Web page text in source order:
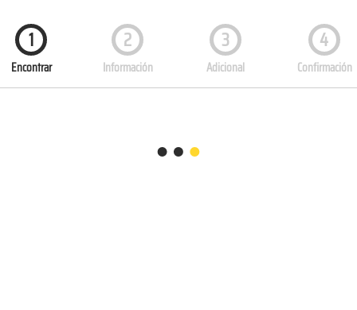
1
Encontrar
2
Información
3
Adicional
4
Confirmación